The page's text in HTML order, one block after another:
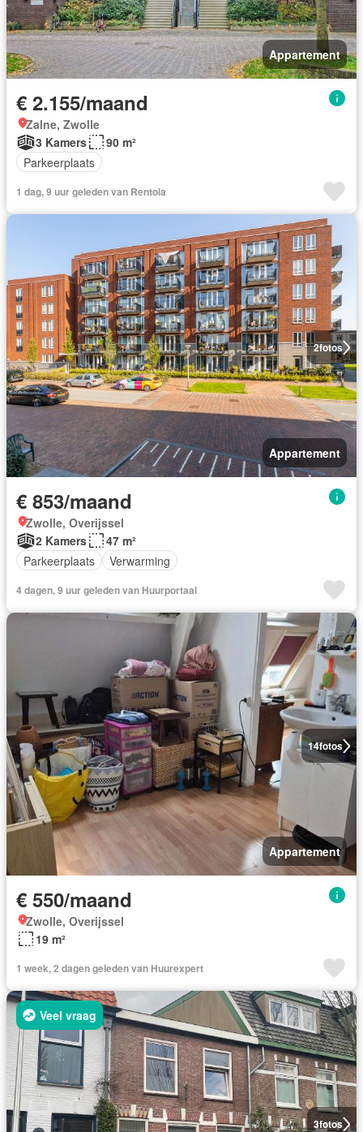
Appartement
€ 2.155/maand
Zalne, Zwolle
3 Kamers
90 m²
Parkeerplaats
1 dag, 9 uur geleden van Rentola
2fotos
Appartement
€ 853/maand
Zwolle, Overijssel
2 Kamers
47 m²
Parkeerplaats
Verwarming
4 dagen, 9 uur geleden van Huurportaal
14fotos
Appartement
€ 550/maand
Zwolle, Overijssel
19 m²
1 week, 2 dagen geleden van Huurexpert
3fotos
Veel vraag